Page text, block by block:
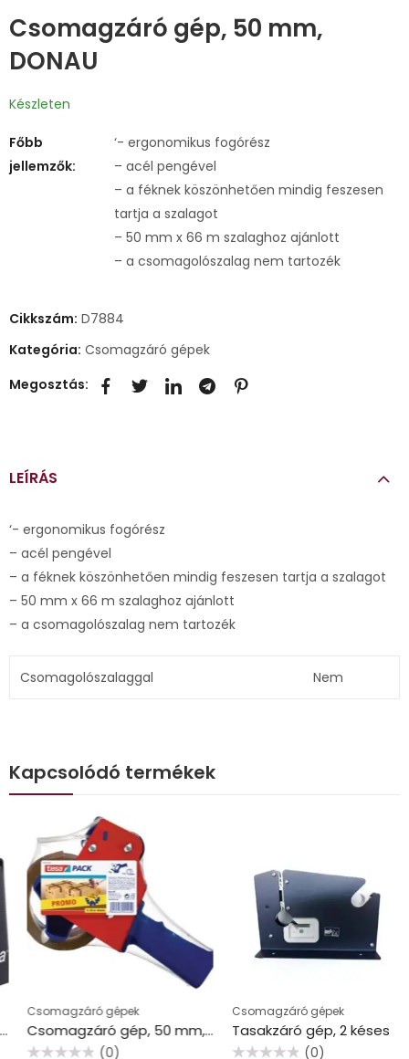
Csomagzáró gép, 50 mm,
DONAU
Készleten
Főbb
jellemzők:
‘- ergonomikus fogórész
– acél pengével
– a féknek köszönhetően mindig feszesen
tartja a szalagot
– 50 mm x 66 m szalaghoz ajánlott
– a csomagolószalag nem tartozék
Cikkszám: D7884
Kategória: Csomagzáró gépek
Megosztás:
LEÍRÁS
‘- ergonomikus fogórész
– acél pengével
– a féknek köszönhetően mindig feszesen tartja a szalagot
– 50 mm x 66 m szalaghoz ajánlott
– a csomagolószalag nem tartozék
Csomagolószalaggal Nem
Kapcsolódó termékek
Csomagzáró gépek
Csomagzáró gép, 50 mm, csomagolószalaggal, TESA “57395”
(0)
Csomagzáró gépek
Tasakzáró gép, 2 késes
(0)